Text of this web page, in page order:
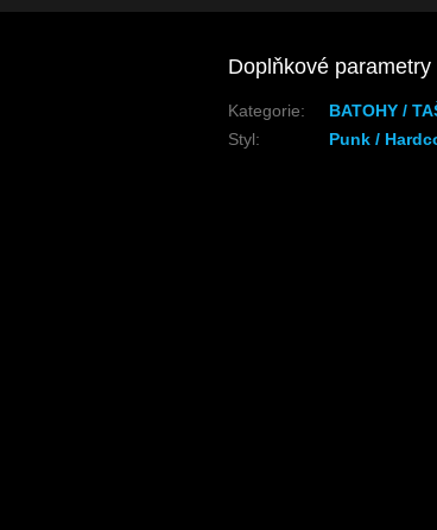
Doplňkové parametry
Kategorie:
BATOHY /
Styl: Punk /